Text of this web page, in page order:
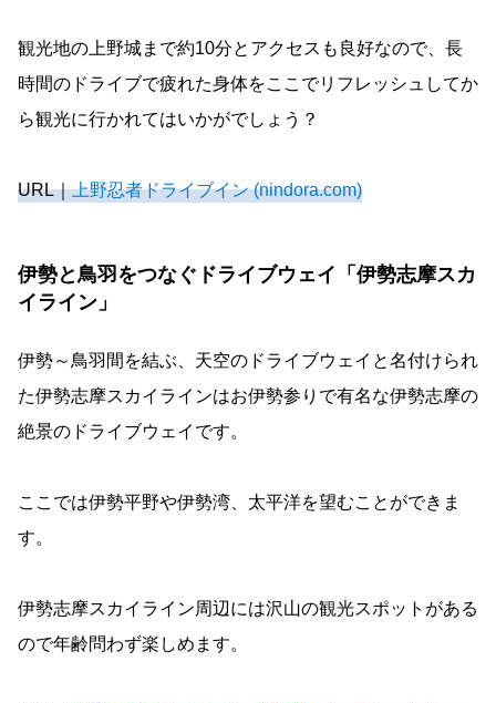
観光地の上野城まで約10分とアクセスも良好なので、長
時間のドライブで疲れた身体をここでリフレッシュしてか
ら観光に行かれてはいかがでしょう？
URL｜上野忍者ドライブイン (nindora.com)
伊勢と鳥羽をつなぐドライブウェイ「伊勢志摩スカ
イライン」
伊勢～鳥羽間を結ぶ、天空のドライブウェイと名付けられ
た伊勢志摩スカイラインはお伊勢参りで有名な伊勢志摩の
絶景のドライブウェイです。
ここでは伊勢平野や伊勢湾、太平洋を望むことができま
す。
伊勢志摩スカイライン周辺には沢山の観光スポットがある
ので年齢問わず楽しめます。